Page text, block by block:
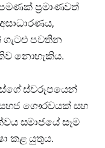
ප්‍රමාණවත්
ගැටළු පවතින
කිව නොහැකිය.
ස්වරූපයෙන්
සහජ ගෞරවයක් සහ
සමාජයේ සෑම
කළ යුතුය.